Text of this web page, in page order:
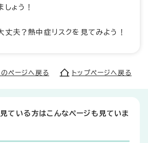
ょう！
丈夫？熱中症リスクを見てみよう！
ページへ戻る トップページへ戻る
ている方はこんなページも見ていま